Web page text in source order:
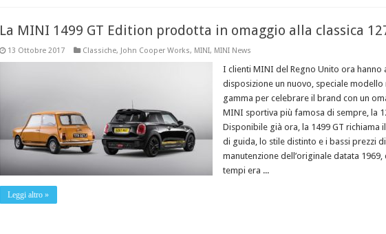
La MINI 1499 GT Edition prodotta in omaggio alla classica
13 Ottobre 2017 Classiche, John Cooper Works, MINI, MINI News
I clienti MINI del Regno Unito ora hanno
disposizione un nuovo, speciale modello
gamma per celebrare il brand con un
MINI sportiva più famosa di sempre, la
Disponibile già ora, la 1499 GT richiama
di guida, lo stile distinto e i bassi prezzi di
manutenzione dell’originale datata 1969,
tempi era ...
Leggi altro »